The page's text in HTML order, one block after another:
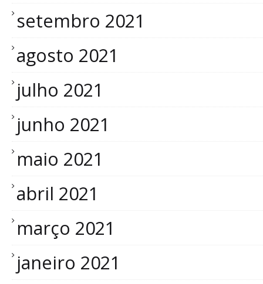
setembro 2021
agosto 2021
julho 2021
junho 2021
maio 2021
abril 2021
março 2021
janeiro 2021